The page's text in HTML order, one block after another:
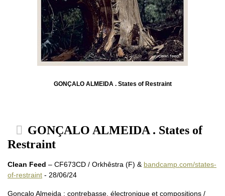
GONÇALO ALMEIDA . States of Restraint
GONÇALO ALMEIDA . States of
Restraint
Clean Feed – CF673CD / Orkhêstra (F) & bandcamp.com/states-
of-restraint - 28/06/24
Gonçalo Almeida : contrebasse, électronique et compositions /